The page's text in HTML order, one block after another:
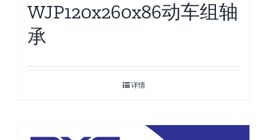
WJP120x260x86动车组轴
承
详情